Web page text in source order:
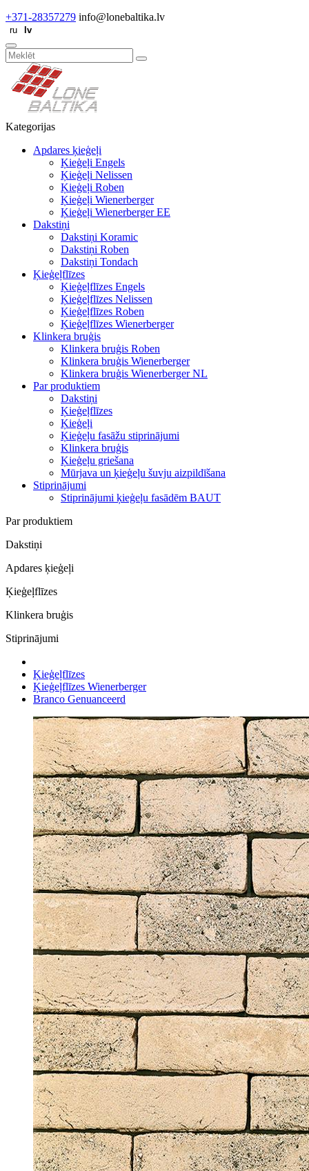
+371-28357279 info@lonebaltika.lv
Kategorijas
Apdares ķieģeļi
Ķieģeļi Engels
Ķieģeļi Nelissen
Ķieģeļi Roben
Ķieģeļi Wienerberger
Ķieģeļi Wienerberger EE
Dakstiņi
Dakstiņi Koramic
Dakstiņi Roben
Dakstiņi Tondach
Ķieģeļflīzes
Ķieģeļflīzes Engels
Ķieģeļflīzes Nelissen
Ķieģeļflīzes Roben
Ķieģeļflīzes Wienerberger
Klinkera bruģis
Klinkera bruģis Roben
Klinkera bruģis Wienerberger
Klinkera bruģis Wienerberger NL
Par produktiem
Dakstiņi
Ķieģeļflīzes
Ķieģeļi
Ķieģeļu fasāžu stiprinājumi
Klinkera bruģis
Ķieģeļu griešana
Mūrjava un ķieģeļu šuvju aizpildīšana
Stiprinājumi
Stiprinājumi ķieģeļu fasādēm BAUT
Par produktiem
Dakstiņi
Apdares ķieģeļi
Ķieģeļflīzes
Klinkera bruģis
Stiprinājumi
Ķieģeļflīzes
Ķieģeļflīzes Wienerberger
Branco Genuanceerd